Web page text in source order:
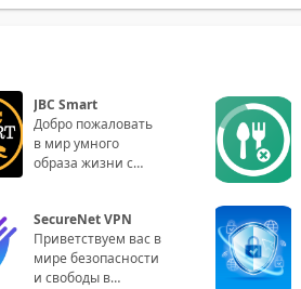
JBC Smart
Добро пожаловать
в мир умного
образа жизни с
Сделайте свою
жизнь
SecureNet VPN
Приветствуем вас в
мире безопасности
и свободы в